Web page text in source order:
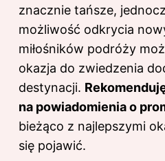
znacznie tańsze,
możliwość odkrycia
miłośników podróży
okazja do zwiedzenia
destynacji.
na powiadomienia o
bieżąco z najlepszymi
się pojawić.